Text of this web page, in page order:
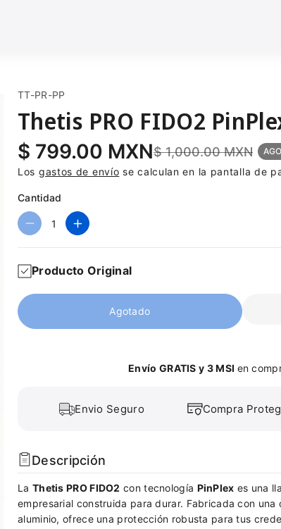
S
TT-PR-PP
Thetis PRO FIDO2
$ 799.00 MXN$ 1,000.00 MXN
Los gastos de envío se calculan en la pantalla de
Cantidad
R
u
c
p
a
r
a
T
h
A
e
r
i
p
a
r
a
T
Producto Original
Agotado
Envío GRATIS y 3 MSI en
Envio Seguro Compra
Descripción
La Thetis PRO FIDO2 con tecnología PinPlex es una
empresarial construida para durar. Fabricada con
aluminio, ofrece una protección robusta para tus